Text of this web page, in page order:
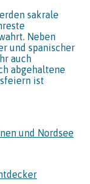
sakrale
Neben
und spanischer
auch
abgehaltene
ist
und Nordsee